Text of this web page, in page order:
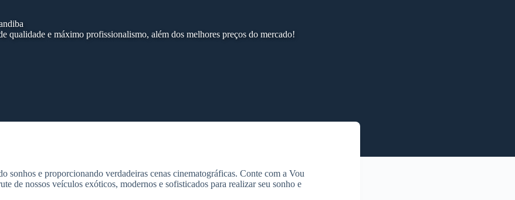
e máximo profissionalismo, além dos melhores preços do mercado!
sonhos e proporcionando verdadeiras cenas cinematográficas. Conte com a Vou
de nossos veículos exóticos, modernos e sofisticados para realizar seu sonho e